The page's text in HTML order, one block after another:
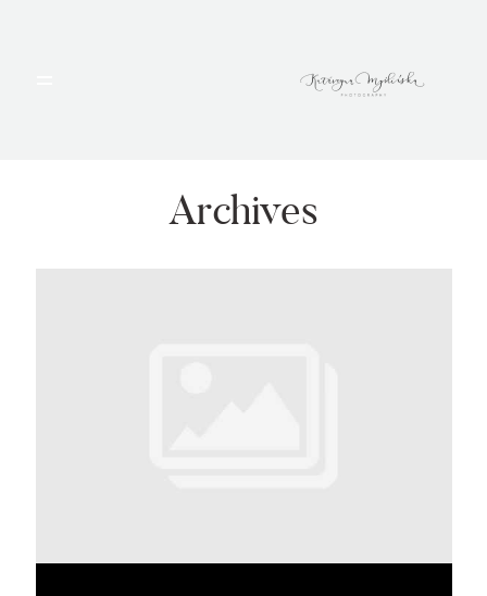
Archives
PORTFOLIO
UMÓW SIĘ ZE MNĄ →